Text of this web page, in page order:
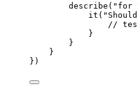
describe ( "for
it (
//
}
}
}
})